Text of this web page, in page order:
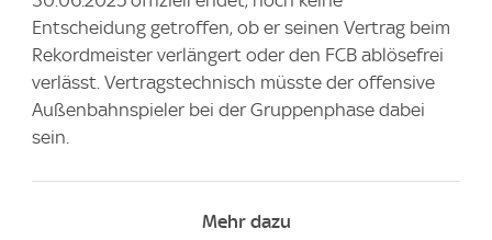
Entscheidung getroffen, ob er seinen Vertrag beim
Rekordmeister verlängert oder den FCB ablösefrei
verlässt. Vertragstechnisch müsste der offensive
Außenbahnspieler bei der Gruppenphase dabei
sein.
Mehr dazu